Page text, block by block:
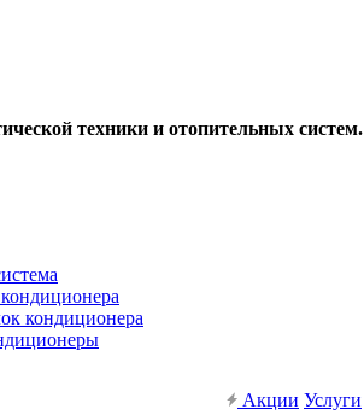
техники и отопительных систем.
кондиционера
Акции Услуги